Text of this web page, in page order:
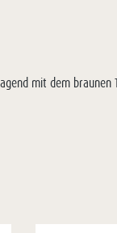
mit dem braunen